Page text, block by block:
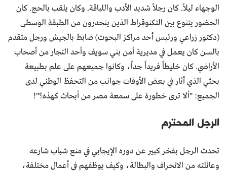
الوجهاء ليلاً. كان رجلاً شديد الأدب واللباقة. وكان يلقب بالحج. كان
الحضور يتنوع بين التكنوقراط الذين ينحدرون من الطبقة الوسطى
(دكتور زراعي ورئيس أحد مراكز البحوث) ضابط بالجيش ورجل متقدم
بالسن كان يعمل في مديرية أمن بني سويف وأحد التجار من أصحاب
الأراضي. كان خليطاً فريداً جداً، وكانوا جميعهم على علم بطبيعة
بحثي الذي أثار في بعض الأوقات جوانب من التحفظ الوطني لدى
الجميع: "ألا ترى خطورة على سمعة مصر من أبحاث كهذه؟"!
الرجل المحترم
تحدث الرجل بفخر كبير عن دوره الإيجابي في منع شباب شارعه
وعائلته من الانحراف والبطالة، وكيف يوظفهم في أعمال مختلفة،